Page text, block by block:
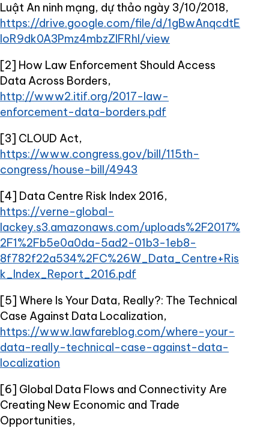
Luật An ninh mạng, dự thảo ngày 3/10/2018,
https://drive.google.com/file/d/1gBwAnqcdtE
loR9dk0A3Pmz4mbzZlFRhl/view
[2] How Law Enforcement Should Access
Data Across Borders,
http://www2.itif.org/2017-law-
enforcement-data-borders.pdf
[3] CLOUD Act,
https://www.congress.gov/bill/115th-
congress/house-bill/4943
[4] Data Centre Risk Index 2016,
https://verne-global-
lackey.s3.amazonaws.com/uploads%2F2017%
2F1%2Fb5e0a0da-5ad2-01b3-1eb8-
8f782f22a534%2FC%26W_Data_Centre+Ris
k_Index_Report_2016.pdf
[5] Where Is Your Data, Really?: The Technical
Case Against Data Localization,
https://www.lawfareblog.com/where-your-
data-really-technical-case-against-data-
localization
[6] Global Data Flows and Connectivity Are
Creating New Economic and Trade
Opportunities,